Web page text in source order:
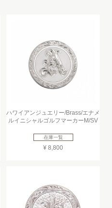
ハワイアンジュエリー/Brass/エナメ
ルイニシャルゴルフマーカーM/SV
在庫一覧
¥ 8,800